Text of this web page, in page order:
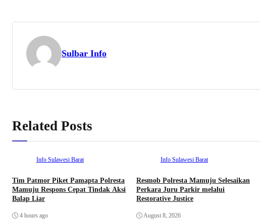
Sulbar Info
Related Posts
Info Sulawesi Barat
Tim Patmor Piket Pamapta Polresta
Mamuju Respons Cepat Tindak Aksi
Balap Liar
4 hours ago
Info Sulawesi Barat
Resmob Polresta Mamuju Selesaikan
Perkara Juru Parkir melalui
Restorative Justice
August 8, 2026